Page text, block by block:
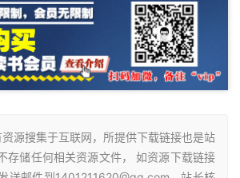
源搜集于互联网，所提供下载链接也是站
存储任何相关资源文件， 如资源下载链接